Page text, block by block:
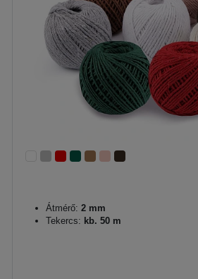
Átmérő: 2 mm
Tekercs: kb. 50 m